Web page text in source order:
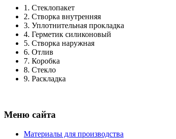
1. Стеклопакет
2. Створка внутренняя
3. Уплотнительная прокладка
4. Герметик силиконовый
5. Створка наружная
6. Отлив
7. Коробка
8. Стекло
9. Раскладка
Меню сайта
Материалы для производства